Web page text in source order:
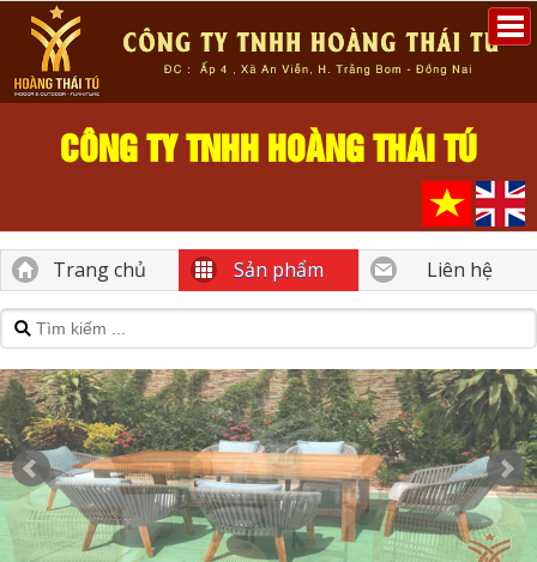
CÔNG TY TNHH HOÀNG THÁI TÚ
Trang chủ Sản phẩm Liên hệ